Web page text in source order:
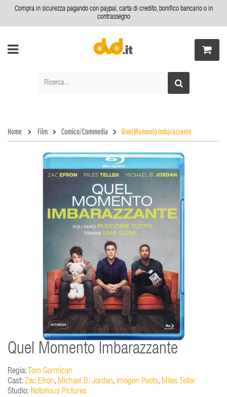
Compra in sicurezza pagando con paypal, carta di credito, bonifico bancario o in
contrassegno
Home Film Comico/Commedia Quel Momento Imbarazzante
Quel Momento Imbarazzante
Regia: Tom Gormican
Cast: Zac Efron, Michael B. Jordan, Imogen Poots, Miles Teller
Studio: Notorious Pictures